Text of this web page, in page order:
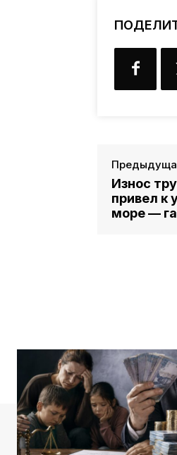
Износ
привел к
море —